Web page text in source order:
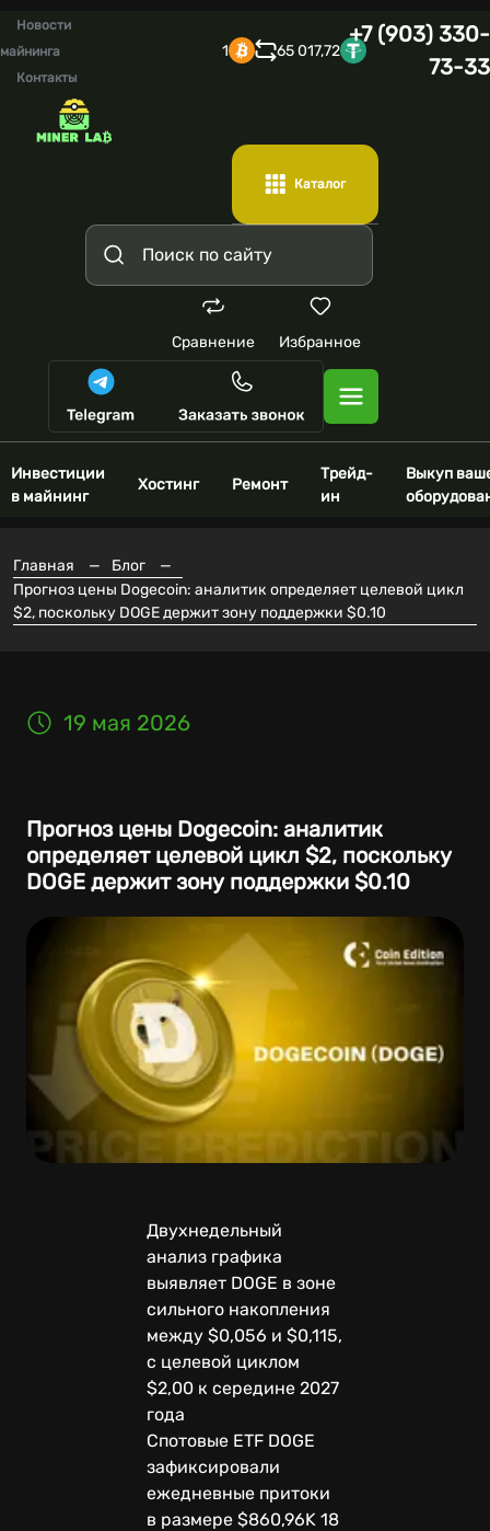
Новости
майнинга
Контакты
1 65 017,72
+7 (903) 330-
73-33
Каталог
Сравнение Избранное
Инвестиции
в майнинг
Хостинг Ремонт
Трейд-
ин
Выкуп
Главная — Блог
—
Прогноз цены Dogecoin: аналитик определяет целевой цикл
$2, поскольку DOGE держит зону поддержки $0.10
19 мая 2026
Прогноз цены Dogecoin: аналитик
определяет целевой цикл $2, поскольку
DOGE держит зону поддержки $0.10
Двухнедельный
анализ графика
выявляет DOGE в зоне
сильного накопления
между $0,056 и $0,115,
с целевой циклом
$2,00 к середине 2027
года
Спотовые ETF DOGE
зафиксировали
ежедневные притоки
в размере $860,96K 18